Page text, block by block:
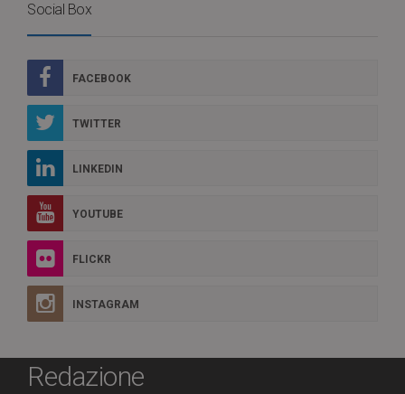
Social Box
FACEBOOK
TWITTER
LINKEDIN
YOUTUBE
FLICKR
INSTAGRAM
Redazione